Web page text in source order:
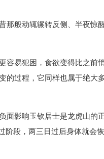
般动辄辗转反侧、半夜
易犯困，食欲变得比之
过程，它同样也属于绝大
影响玉钦居士是龙虎山
段，两三日过后身体就会